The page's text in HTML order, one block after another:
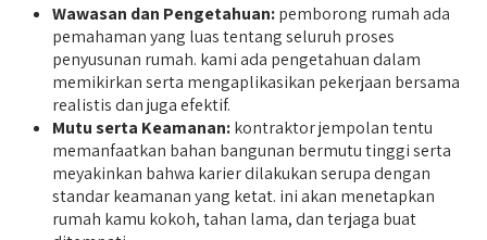
Wawasan dan Pengetahuan:pemborong rumah ada
pemahaman yang luas tentang seluruh proses
penyusunan rumah. kami ada pengetahuan dalam
memikirkan serta mengaplikasikan pekerjaan bersama
realistis dan juga efektif.
Mutu serta Keamanan:kontraktor jempolan tentu
memanfaatkan bahan bangunan bermutu tinggi serta
meyakinkan bahwa karier dilakukan serupa dengan
standar keamanan yang ketat. ini akan menetapkan
rumah kamu kokoh, tahan lama, dan terjaga buat